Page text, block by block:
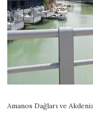
Amanos Dağları ve